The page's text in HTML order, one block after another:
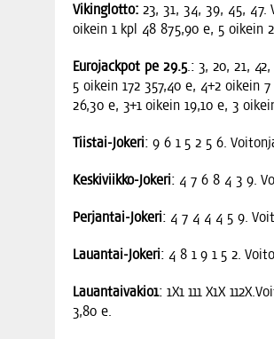
Vikin­glot­to: 23, 31, 34, 39, 45,
oikein 1 kpl 48 875,90 e, 5 oikein
Euro­jack­pot pe 29.5.: 3, 20, 21,
5 oikein 172 357,40 e, 4+2 oikein
26,30 e, 3+1 oikein 19,10 e, 3
Tiis­tai-Joke­ri: 9 6 1 5 2 5 6.
Kes­ki­viik­ko-Joke­ri: 4 7 6 8 4 3 9.
Per­jan­tai-Joke­ri: 4 7 4 4 4 5 9.
Lau­an­tai-Joke­ri: 4 8 1 9 1 5 2.
Lauantaivakio1: 1X1 111 X1X
3,80 e.